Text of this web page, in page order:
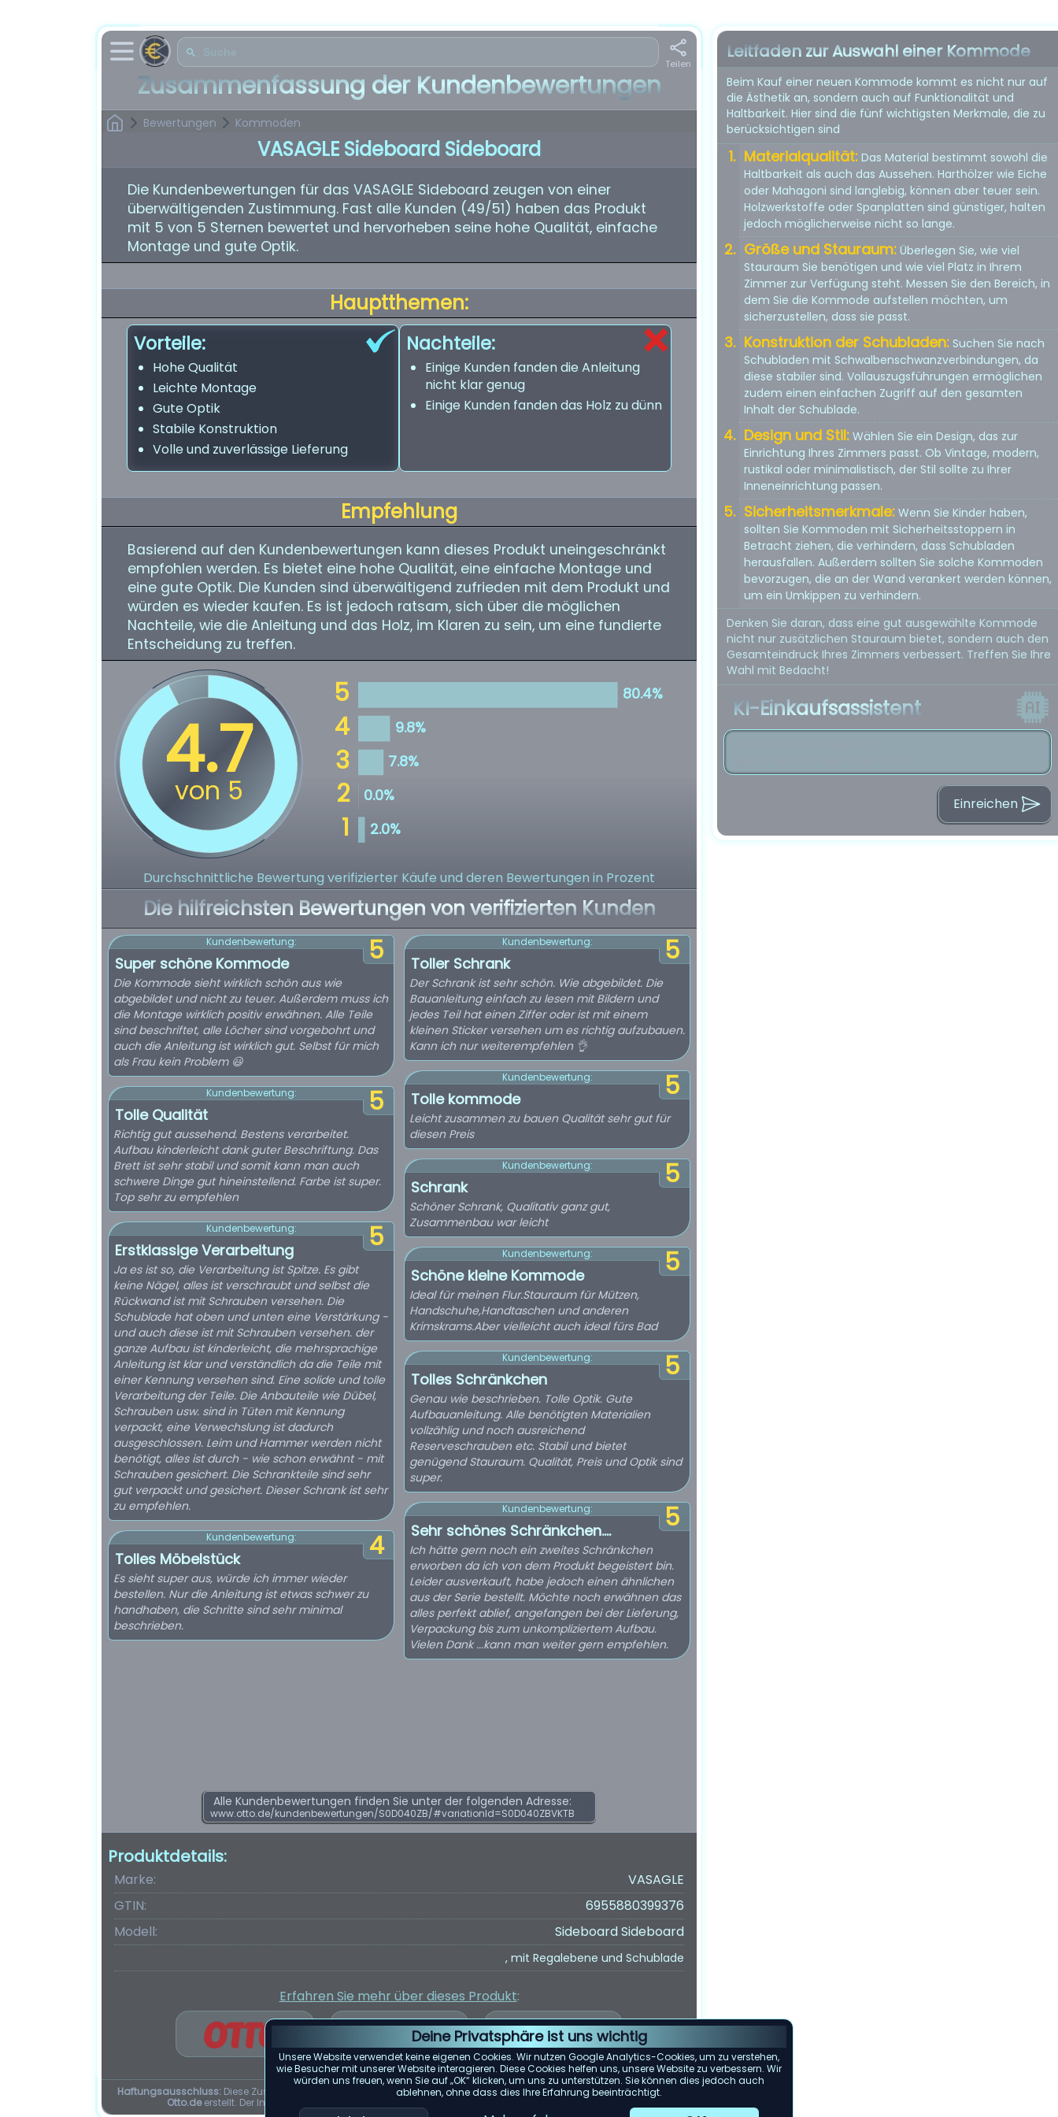
Deine Privatsphäre ist uns wichtig
Unsere Website verwendet keine eigenen Cookies. Wir nutzen Google Analytics-Cookies, um zu verstehen,
wie Besucher mit unserer Website interagieren. Diese Cookies helfen uns, unsere Website zu verbessern. Wir
würden uns freuen, wenn Sie auf „OK“ klicken, um uns zu unterstützen. Sie können dies jedoch auch
ablehnen, ohne dass dies Ihre Erfahrung beeinträchtigt.
Teilen
Zusammenfassung der Kundenbewertungen
Bewertungen Kommoden
VASAGLE Sideboard Sideboard
Die Kundenbewertungen für das VASAGLE Sideboard zeugen von einer
überwältigenden Zustimmung. Fast alle Kunden (49/51) haben das Produkt
mit 5 von 5 Sternen bewertet und hervorheben seine hohe Qualität, einfache
Montage und gute Optik.
Hauptthemen:
Vorteile:
Hohe Qualität
Leichte Montage
Gute Optik
Stabile Konstruktion
Volle und zuverlässige Lieferung
Nachteile:
Einige Kunden fanden die Anleitung
nicht klar genug
Einige Kunden fanden das Holz zu dünn
Empfehlung
Basierend auf den Kundenbewertungen kann dieses Produkt uneingeschränkt
empfohlen werden. Es bietet eine hohe Qualität, eine einfache Montage und
eine gute Optik. Die Kunden sind überwältigend zufrieden mit dem Produkt und
würden es wieder kaufen. Es ist jedoch ratsam, sich über die möglichen
Nachteile, wie die Anleitung und das Holz, im Klaren zu sein, um eine fundierte
Entscheidung zu treffen.
Durchschnittliche Bewertung verifizierter Käufe und deren Bewertungen in Prozent
Die hilfreichsten Bewertungen von verifizierten Kunden
5
Kundenbewertung:
Super schöne Kommode
Die Kommode sieht wirklich schön aus wie
abgebildet und nicht zu teuer. Außerdem muss ich
die Montage wirklich positiv erwähnen. Alle Teile
sind beschriftet, alle Löcher sind vorgebohrt und
auch die Anleitung ist wirklich gut. Selbst für mich
als Frau kein Problem 😃
5
Kundenbewertung:
Tolle Qualität
Richtig gut aussehend. Bestens verarbeitet.
Aufbau kinderleicht dank guter Beschriftung. Das
Brett ist sehr stabil und somit kann man auch
schwere Dinge gut hineinstellend. Farbe ist super.
Top sehr zu empfehlen
5
Kundenbewertung:
Erstklassige Verarbeitung
Ja es ist so, die Verarbeitung ist Spitze. Es gibt
keine Nägel, alles ist verschraubt und selbst die
Rückwand ist mit Schrauben versehen. Die
Schublade hat oben und unten eine Verstärkung -
und auch diese ist mit Schrauben versehen. der
ganze Aufbau ist kinderleicht, die mehrsprachige
Anleitung ist klar und verständlich da die Teile mit
einer Kennung versehen sind. Eine solide und tolle
Verarbeitung der Teile. Die Anbauteile wie Dübel,
Schrauben usw. sind in Tüten mit Kennung
verpackt, eine Verwechslung ist dadurch
ausgeschlossen. Leim und Hammer werden nicht
benötigt, alles ist durch - wie schon erwähnt - mit
Schrauben gesichert. Die Schrankteile sind sehr
gut verpackt und gesichert. Dieser Schrank ist sehr
zu empfehlen.
4
Kundenbewertung:
Tolles Möbelstück
Es sieht super aus, würde ich immer wieder
bestellen. Nur die Anleitung ist etwas schwer zu
handhaben, die Schritte sind sehr minimal
beschrieben.
5
Kundenbewertung:
Toller Schrank
Der Schrank ist sehr schön. Wie abgebildet. Die
Bauanleitung einfach zu lesen mit Bildern und
jedes Teil hat einen Ziffer oder ist mit einem
kleinen Sticker versehen um es richtig aufzubauen.
Kann ich nur weiterempfehlen 👌
5
Kundenbewertung:
Tolle kommode
Leicht zusammen zu bauen Qualität sehr gut für
diesen Preis
5
Kundenbewertung:
Schrank
Schöner Schrank, Qualitativ ganz gut,
Zusammenbau war leicht
5
Kundenbewertung:
Schöne kleine Kommode
Ideal für meinen Flur.Stauraum für Mützen,
Handschuhe,Handtaschen und anderen
Krimskrams.Aber vielleicht auch ideal fürs Bad
5
Kundenbewertung:
Tolles Schränkchen
Genau wie beschrieben. Tolle Optik. Gute
Aufbauanleitung. Alle benötigten Materialien
vollzählig und noch ausreichend
Reserveschrauben etc. Stabil und bietet
genügend Stauraum. Qualität, Preis und Optik sind
super.
5
Kundenbewertung:
Sehr schönes Schränkchen....
Ich hätte gern noch ein zweites Schränkchen
erworben da ich von dem Produkt begeistert bin.
Leider ausverkauft, habe jedoch einen ähnlichen
aus der Serie bestellt. Möchte noch erwähnen das
alles perfekt ablief, angefangen bei der Lieferung,
Verpackung bis zum unkompliziertem Aufbau.
Vielen Dank ...kann man weiter gern empfehlen.
Alle Kundenbewertungen finden Sie unter der folgenden Adresse:
www.otto.de/kundenbewertungen/S0D040ZB/#variationId=S0D040ZBVKTB
Produktdetails:
Marke:
VASAGLE
GTIN:
6955880399376
Modell:
Sideboard Sideboard
, mit Regalebene und Schublade
Erfahren Sie mehr über dieses Produkt:
Haftungsausschluss:Diese Zusammenfassung der Kundenbewertungen wurde auf Grundlage von Bewertungen von
Otto.deerstellt. Der Inhalt dieser Seite spiegelt die zum 15.05.2025 verfügbaren Bewertungen wider.
Leitfaden zur Auswahl einer Kommode
Beim Kauf einer neuen Kommode kommt es nicht nur auf
die Ästhetik an, sondern auch auf Funktionalität und
Haltbarkeit. Hier sind die fünf wichtigsten Merkmale, die zu
berücksichtigen sind
Materialqualität: Das Material bestimmt sowohl die
Haltbarkeit als auch das Aussehen. Harthölzer wie Eiche
oder Mahagoni sind langlebig, können aber teuer sein.
Holzwerkstoffe oder Spanplatten sind günstiger, halten
jedoch möglicherweise nicht so lange.
Größe und Stauraum: Überlegen Sie, wie viel
Stauraum Sie benötigen und wie viel Platz in Ihrem
Zimmer zur Verfügung steht. Messen Sie den Bereich, in
dem Sie die Kommode aufstellen möchten, um
sicherzustellen, dass sie passt.
Konstruktion der Schubladen: Suchen Sie nach
Schubladen mit Schwalbenschwanzverbindungen, da
diese stabiler sind. Vollauszugsführungen ermöglichen
zudem einen einfachen Zugriff auf den gesamten
Inhalt der Schublade.
Design und Stil: Wählen Sie ein Design, das zur
Einrichtung Ihres Zimmers passt. Ob Vintage, modern,
rustikal oder minimalistisch, der Stil sollte zu Ihrer
Inneneinrichtung passen.
Sicherheitsmerkmale: Wenn Sie Kinder haben,
sollten Sie Kommoden mit Sicherheitsstoppern in
Betracht ziehen, die verhindern, dass Schubladen
herausfallen. Außerdem sollten Sie solche Kommoden
bevorzugen, die an der Wand verankert werden können,
um ein Umkippen zu verhindern.
Denken Sie daran, dass eine gut ausgewählte Kommode
nicht nur zusätzlichen Stauraum bietet, sondern auch den
Gesamteindruck Ihres Zimmers verbessert. Treffen Sie Ihre
Wahl mit Bedacht!
KI-Einkaufsassistent
Einreichen